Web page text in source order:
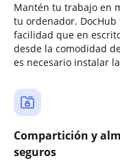
Mantén tu trabajo en
tu ordenador.
facilidad que en
desde la comodidad
es necesario instalar
Compartición y
seguros